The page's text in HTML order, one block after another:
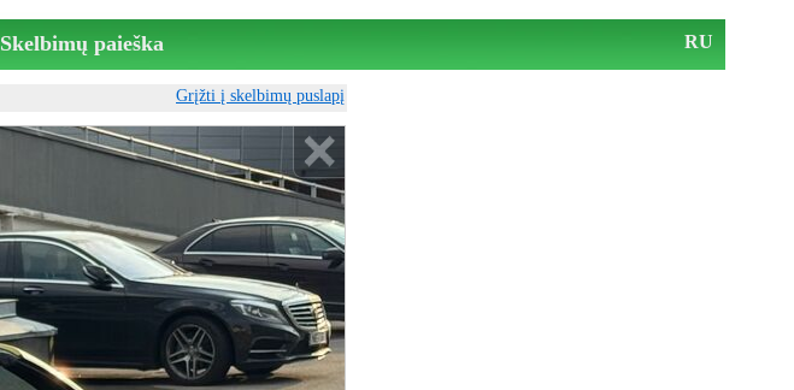
Skelbimų paieška RU
Grįžti į skelbimų puslapį